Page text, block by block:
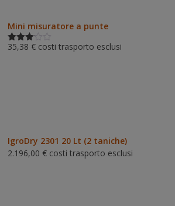
Mini misuratore a punte
Valutat
35,38 € costi trasporto esclusi
IgroDry 2301 20 Lt (2 taniche)
2.196,00 € costi trasporto esclusi